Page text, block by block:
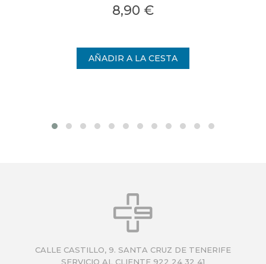
8,90 €
CALLE CASTILLO, 9. SANTA CRUZ DE TENERIFE
SERVICIO AL CLIENTE 922 24 32 41